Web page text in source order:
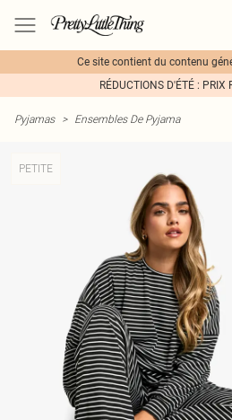
Ce site contient du contenu
RÉDUCTIONS D'ÉTÉ : PRIX
Pyjamas > Ensembles De Pyjama
PETITE